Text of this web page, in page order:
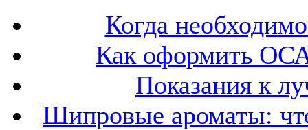
Когда
Как оформить
Показания к
Шипровые ароматы: